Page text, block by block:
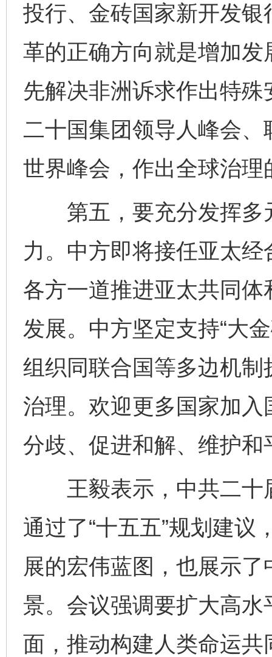
投行、金砖国家新开发
革的正确方向就是增加
先解决非洲诉求作出特
二十国集团领导人峰会
世界峰会，作出全球治理
第五，要充分发挥多
力。中方即将接任亚太
各方一道推进亚太共同
发展。中方坚定支持“大
组织同联合国等多边机
治理。欢迎更多国家加
分歧、促进和解、维护和
王毅表示，中共二十
通过了“十五五”规划建
展的宏伟蓝图，也展示
景。会议强调要扩大高
面，推动构建人类命运